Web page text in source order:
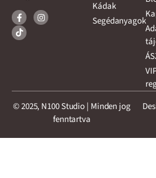
Kádak
Segédanyagok
© 2025, N100 Studio | Minden jog
fenntartva